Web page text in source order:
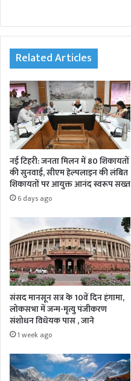
Related Articles
नई टिहरी: जनता मिलन में 80 शिकायतों
की सुनवाई, सीएम हेल्पलाइन की लंबित
शिकायतों पर आयुक्त आनंद स्वरूप सख्त
6 days ago
संसद मानसून सत्र के 10वें दिन हंगामा,
लोकसभा में जन्म-मृत्यु पंजीकरण
संशोधन विधेयक पास , जाने
1 week ago